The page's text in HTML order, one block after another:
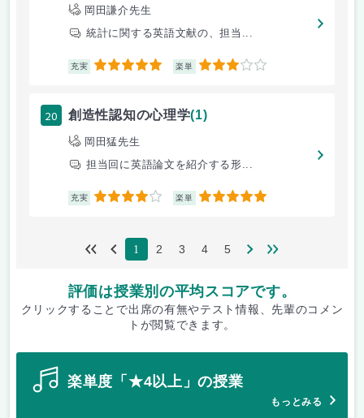
岡田謙介先生
統計に関する英語文献の、担当...
充実 5 楽単 3
20 創造性認知の心理学(1)
岡田猛先生
担当回に英語論文を紹介する形...
充実 4 楽単 5
1 2 3 4 5
評価は授業別の平均スコアです。
クリックすることで出席の有無やテスト情報、先輩のコメン
トが閲覧できます。
楽単度「★4以上」の授業
もっとみる